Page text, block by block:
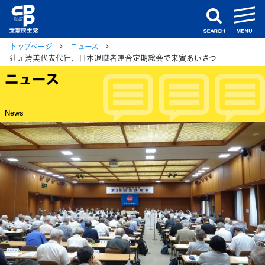
search
トップページ
ニュース
辻元清美代表代行、日本退職者連合定期総会で来賓あいさつ
ニュース
News